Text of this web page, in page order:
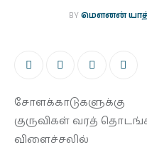
இதழ்கள்
தொடர்கள்
காணொளிகள்
BY மௌனன்
சோளக்காடுகளுக்கு
குருவிகள் வரத்
விளைச்சலில்